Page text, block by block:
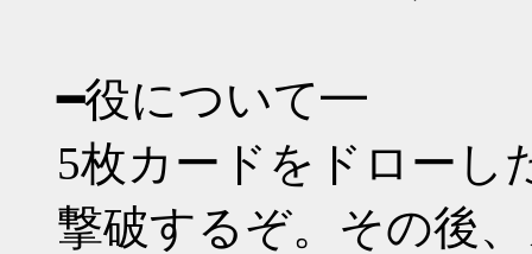
━役について━
5枚カードをドローし
撃破するぞ。その後